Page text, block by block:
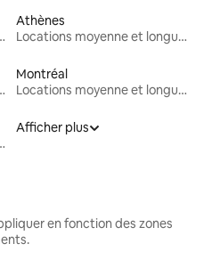
longue durée
Athènes
Locations moyenne et longue durée
longue durée
Montréal
Locations moyenne et longue durée
longue durée
Afficher plus
en fonction des zones